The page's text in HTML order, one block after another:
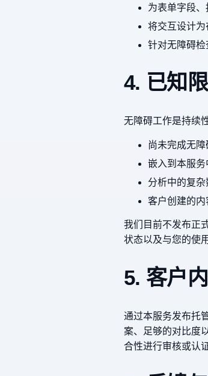
为表单字段、
将交互设计为
针对无障碍检
4. 已知
无障碍工作是持续
尚未完成无障
嵌入到本服务
分析中的复
客户创建的内
我们目前不发布正
状态以及与您的使
5. 客户
通过本服务发布托
案、足够的对比度
合性进行审核或认证